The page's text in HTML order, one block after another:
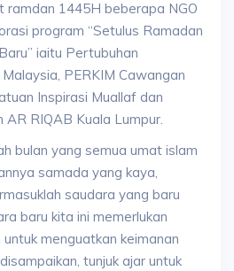
ramdan 1445H beberapa NGO
program “Setulus Ramadan
iaitu Pertubuhan
PERKIM Cawangan
Inspirasi Muallaf dan
RIQAB Kuala Lumpur.
bulan yang semua umat islam
samada yang kaya,
saudara yang baru
baru kita ini memerlukan
menguatkan keimanan
tunjuk ajar untuk